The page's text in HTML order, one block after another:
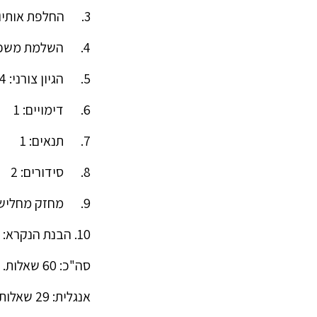
3. החלפת אותיות: 8
4. השלמת משפטים: 10
5. הגיון צורני: 4
6. דימויים: 1
7. תנאים: 1
8. סידורים: 2
9. מחזק מחליש: 2
10. הבנת הנקרא: 12 (קטע אחד בכל פרק; 6 שאלות לכל קטע)
סה"כ: 60 שאלות.
אנגלית: 29 שאלות בכל פרק.